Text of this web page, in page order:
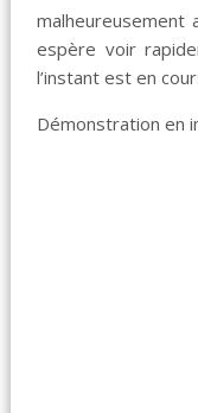
malheureusement
espère voir
l’instant est en
Démonstration en